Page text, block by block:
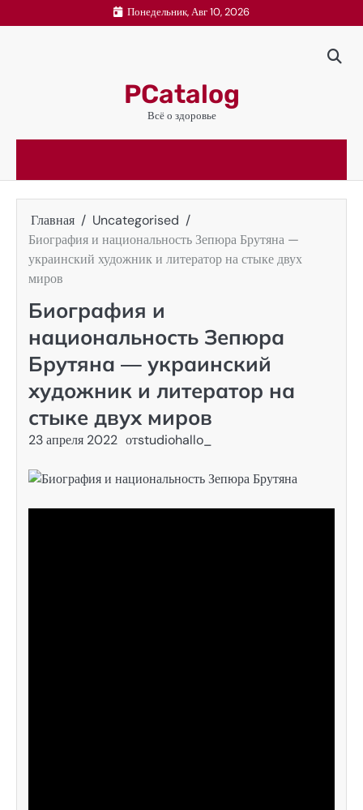
к
Понедельник, Авг 10, 2026
PCatalog
Всё о здоровье
Главная
Uncategorised
Биография и национальность Зепюра Брутяна —
украинский художник и литератор на стыке двух
миров
Биография и
национальность Зепюра
Брутяна — украинский
художник и литератор на
стыке двух миров
23 апреля 2022 отstudiohallo_